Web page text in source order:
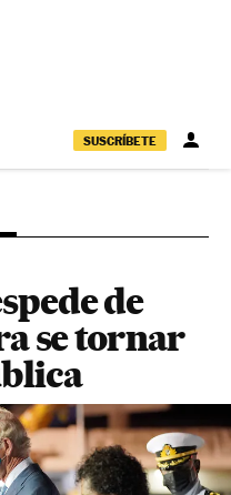
SUSCRÍBETE
de
se tornar